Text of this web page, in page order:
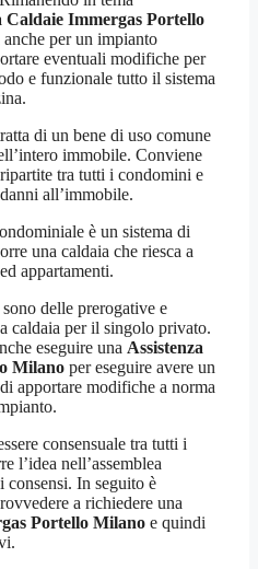
Caldaie Immergas Portello
anche per un impianto
eventuali modifiche per
e funzionale tutto il sistema
di un bene di uso comune
immobile. Conviene
tra tutti i condomini e
all’immobile.
è un sistema di
una caldaia che riesca a
appartamenti.
delle prerogative e
caldaia per il singolo privato.
eseguire una Assistenza
Milano per eseguire avere un
apportare modifiche a norma
consensuale tra tutti i
l’idea nell’assemblea
consensi. In seguito è
a richiedere una
Portello Milano e quindi